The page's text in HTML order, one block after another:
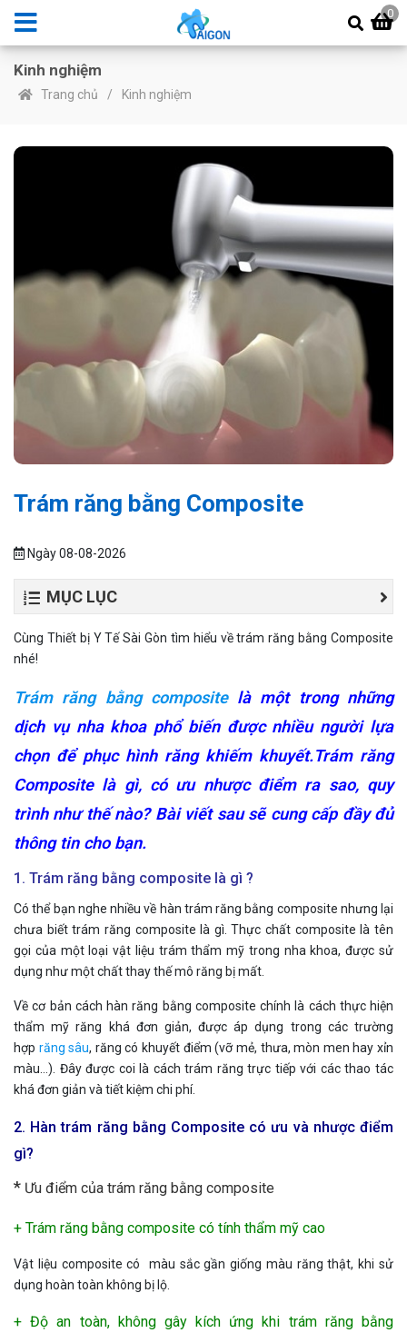
0
Kinh nghiệm
Trang chủ Kinh nghiệm
Trám răng bằng Composite
Ngày 08-08-2026
MỤC LỤC
Cùng Thiết bị Y Tế Sài Gòn tìm hiểu về trám răng bằng Composite
nhé!
Trám răng bằng compositelà một trong những
dịch vụ nha khoa phổ biến được nhiều người lựa
chọn để phục hình răng khiếm khuyết.Trám răng
Composite là gì, có ưu nhược điểm ra sao, quy
trình như thế nào? Bài viết sau sẽ cung cấp đầy đủ
thông tin cho bạn.
1. Trám răng bằng composite là gì ?
Có thể bạn nghe nhiều về hàn trám răng bằng composite nhưng lại
chưa biết trám răng composite là gì. Thực chất composite là tên
gọi của một loại vật liệu trám thẩm mỹ trong nha khoa, được sử
dụng như một chất thay thế mô răng bị mất.
Về cơ bản cách hàn răng bằng composite chính là cách thực hiện
thẩm mỹ răng khá đơn giản, được áp dụng trong các trường
hợp răng sâu, răng có khuyết điểm (vỡ mẻ, thưa, mòn men hay xỉn
màu…). Đây được coi là cách trám răng trực tiếp với các thao tác
khá đơn giản và tiết kiệm chi phí.
2. Hàn trám răng bằng Composite có ưu và nhược điểm
gì?
* Ưu điểm của trám răng bằng composite
+ Trám răng bằng composite có tính thẩm mỹ cao
Vật liệu composite có màu sắc gần giống màu răng thật, khi sử
dụng hoàn toàn không bị lộ.
+ Độ an toàn, không gây kích ứng khi trám răng bằng